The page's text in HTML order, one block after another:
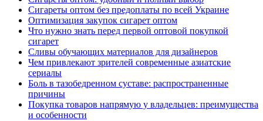
Сигареты оптом без предоплаты по всей Украине
Оптимизация закупок сигарет оптом
Что нужно знать перед первой оптовой покупкой
сигарет
Сливы обучающих материалов для дизайнеров
Чем привлекают зрителей современные азиатские
сериалы
Боль в тазобедренном суставе: распространенные
причины
Покупка товаров напрямую у владельцев: преимущества
и особенности